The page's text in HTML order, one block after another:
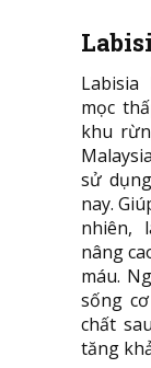
mọc
khu
sử
nay.
nhiên,
nâng
máu.
sống
chất
tăng